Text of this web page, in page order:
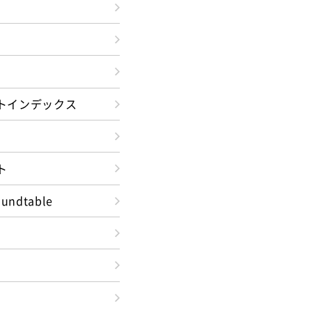
インデックス